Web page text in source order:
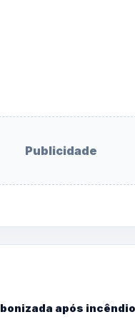
Publicidade
após